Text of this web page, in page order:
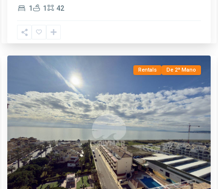
1 1
42
Llanos,
Torrox
Rentals De 2ª Mano